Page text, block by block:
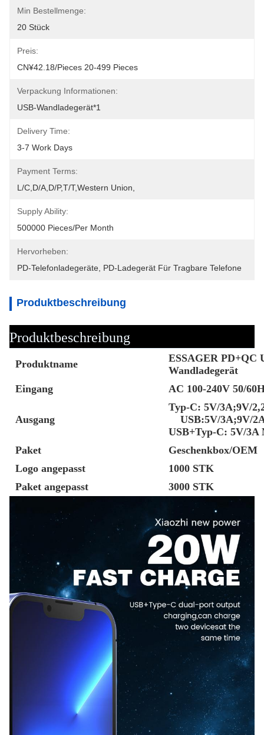
Min Bestellmenge:
20 Stück
Preis:
CN¥42.18/pieces 20-499 Pieces
Verpackung Informationen:
USB-Wandladegerät*1
Delivery Time:
3-7 Work Days
Payment Terms:
L/C,D/A,D/P,T/T,Western Union,
Supply Ability:
500000 Pieces/Per Month
Hervorheben:
PD-Telefonladegeräte PD-Ladegerät Für Tragbare Telefone
Produktbeschreibung
Produktbeschreibung
Produktname
ESSAGER PD+QC
Wandladegerät
Eingang
AC 100-240V 50/
Ausgang
Typ-C: 5V/3A;9V/
USB:5V/3A;9V/
USB+Typ-C: 5V/3A
Paket
Geschenkbox/OEM
Logo angepasst
1000 STK
Paket angepasst
3000 STK